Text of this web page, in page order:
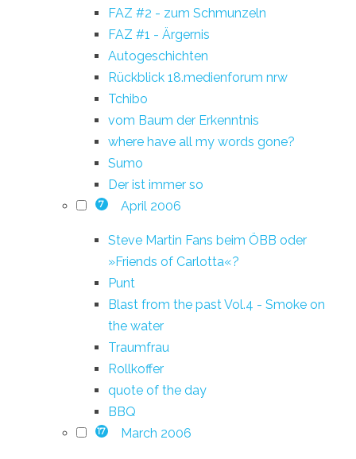
FAZ #2 - zum Schmunzeln
FAZ #1 - Ärgernis
Autogeschichten
Rückblick 18.medienforum nrw
Tchibo
vom Baum der Erkenntnis
where have all my words gone?
Sumo
Der ist immer so
7 April 2006
Steve Martin Fans beim ÖBB oder
»Friends of Carlotta«?
Punt
Blast from the past Vol.4 - Smoke on
the water
Traumfrau
Rollkoffer
quote of the day
BBQ
17 March 2006